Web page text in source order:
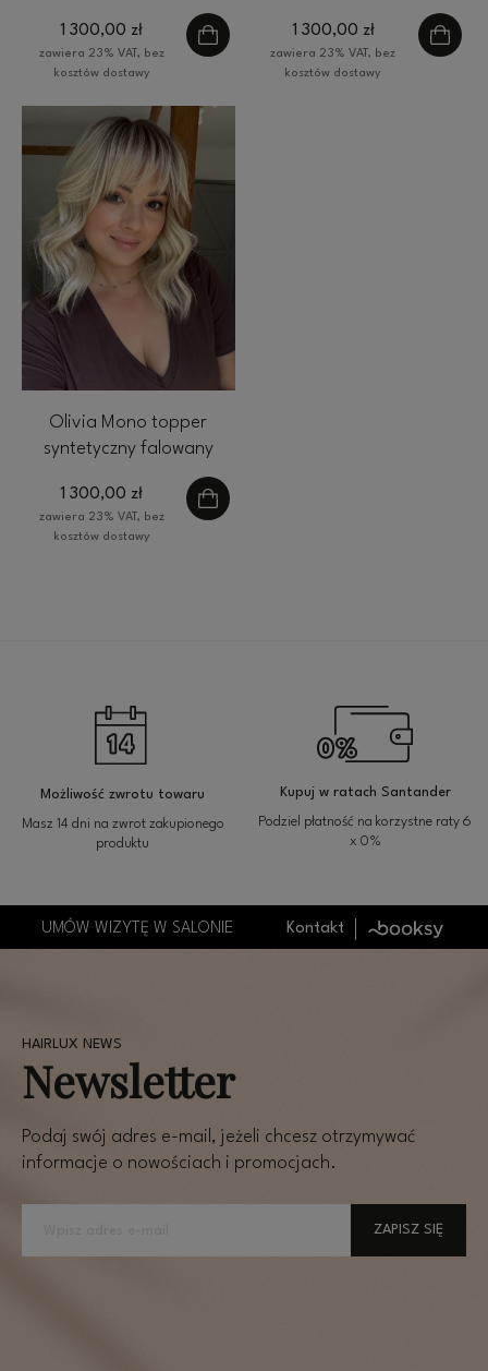
35cm 17x 16 cm chłodny
blond blond z ciepłym
odrostetm
1 300,00 zł
zawiera 23% VAT, bez
kosztów dostawy
cm chłodny blond blond
HairLux
1 300,00 zł
zawiera 23% VAT, bez
kosztów dostawy
Olivia Mono topper
syntetyczny falowany
35cm 17x 16 cm chłodny
blond blond HairLux
1 300,00 zł
zawiera 23% VAT, bez
kosztów dostawy
Możliwość zwrotu towaru
Masz 14 dni na zwrot zakupionego
produktu
Kupuj w ratach Santander
Podziel płatność na korzystne raty 6
x 0%
UMÓW WIZYTĘ W SALONIE Kontakt
Newsletter
Podaj swój adres e-mail, jeżeli chcesz otrzymywać
informacje o nowościach i promocjach.
ZAPISZ SIĘ